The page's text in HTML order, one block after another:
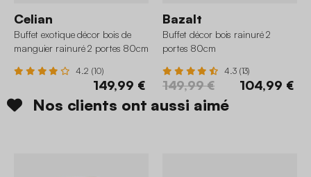
Celian
Buffet exotique décor bois de
manguier rainuré 2 portes 80cm
4.2 (10)
149,99 €
Bazalt
Buffet décor bois rainuré 2
portes 80cm
4.3 (13)
149,99 € 104,99 €
Nos clients ont aussi aimé